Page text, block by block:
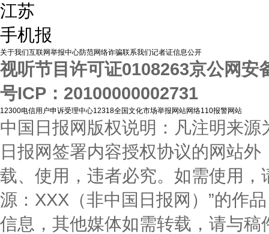
江苏
手机报
关于我们互联网举报中心防范网络诈骗联系我们记者证信息公开
视听节目许可证0108263京公网安
号ICP：20100000002731
12300电信用户申诉受理中心12318全国文化市场举报网站网络110报警网站
中国日报网版权说明：凡注明来源
日报网签署内容授权协议的网站
载、使用，违者必究。如需使用
源：XXX（非中国日报网）”的作
信息，其他媒体如需转载，请与